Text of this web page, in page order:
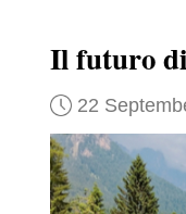
Il futuro
22